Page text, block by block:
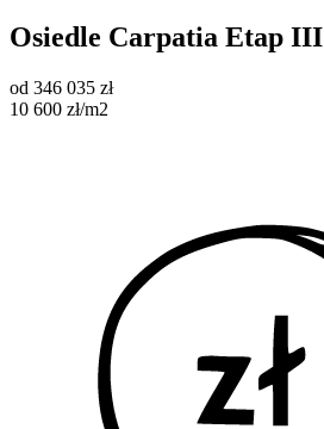
Osiedle Carpatia Etap III
od 346 035 zł
10 600 zł/m2